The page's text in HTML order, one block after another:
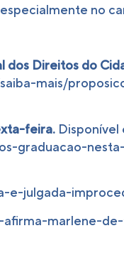
no
dos Direitos do
mais/
feira. Disponível
graduacao-
e-julgada-
afirma-marlene-